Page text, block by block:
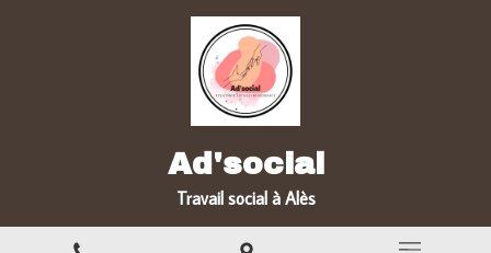
Ad'social
Travail social à Alès